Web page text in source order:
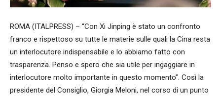
ROMA (ITALPRESS) – “Con Xi Jinping è stato un confronto
franco e rispettoso su tutte le materie sulle quali la Cina resta
un interlocutore indispensabile e lo abbiamo fatto con
trasparenza. Penso e spero che sia utile per ingaggiare in
interlocutore molto importante in questo momento”. Così la
presidente del Consiglio, Giorgia Meloni, nel corso di un punto